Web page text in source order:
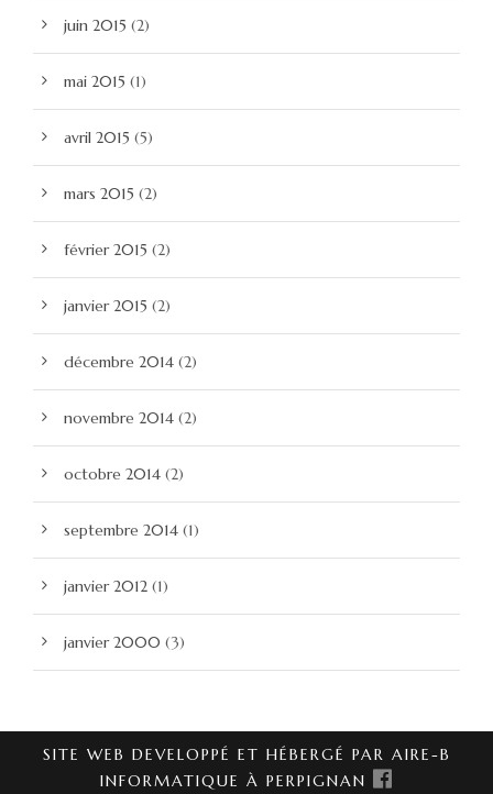
juin 2015 (2)
mai 2015 (1)
avril 2015 (5)
mars 2015 (2)
février 2015 (2)
janvier 2015 (2)
décembre 2014 (2)
novembre 2014 (2)
octobre 2014 (2)
septembre 2014 (1)
janvier 2012 (1)
janvier 2000 (3)
SITE WEB DEVELOPPÉ ET HÉBERGÉ PAR AIRE-B
INFORMATIQUE À PERPIGNAN